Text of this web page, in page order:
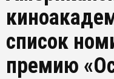
список
премию